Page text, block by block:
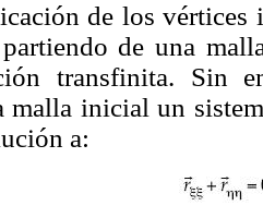
de los vértices
de una
transfinita. Sin
malla inicial un
a: